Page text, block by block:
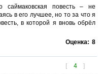
саймаковская повесть – не
в его лучшее, но то за что я
в которой я вновь обрёл
Оценка: 8
[ 4 ]